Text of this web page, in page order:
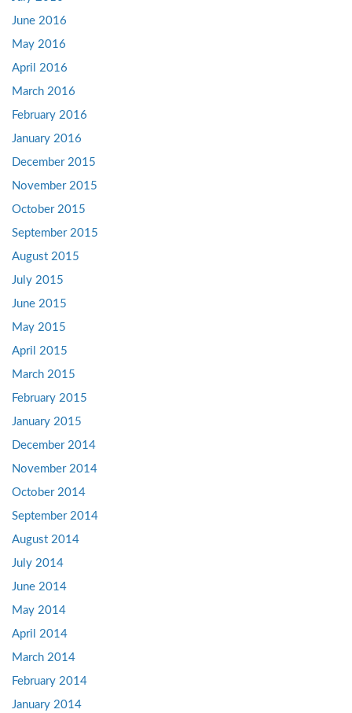
June 2016
May 2016
April 2016
March 2016
February 2016
January 2016
December 2015
November 2015
October 2015
September 2015
August 2015
July 2015
June 2015
May 2015
April 2015
March 2015
February 2015
January 2015
December 2014
November 2014
October 2014
September 2014
August 2014
July 2014
June 2014
May 2014
April 2014
March 2014
February 2014
January 2014